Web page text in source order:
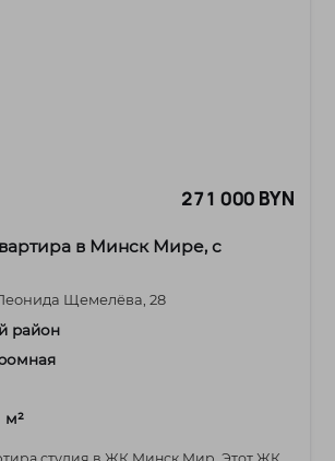
271 000 BYN
в Минск Мире, с
Щемелёва, 28
район
м²